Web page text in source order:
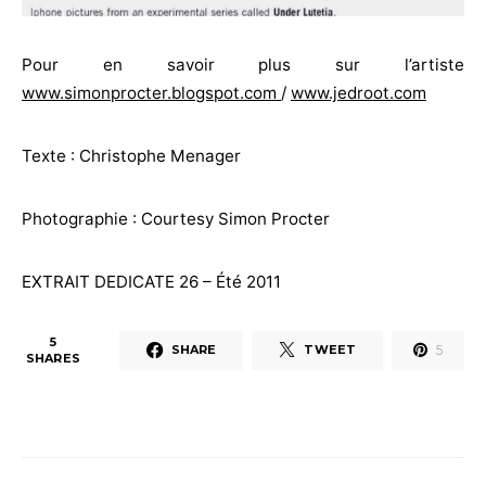
Pour en savoir plus sur l’artiste
www.simonprocter.blogspot.com / www.jedroot.com
Texte : Christophe Menager
Photographie : Courtesy Simon Procter
EXTRAIT DEDICATE 26 – Été 2011
5
SHARES
SHARE TWEET 5